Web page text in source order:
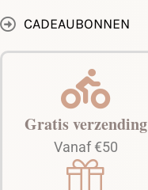
CADEAUBONNEN
Gratis verzending
Vanaf €50